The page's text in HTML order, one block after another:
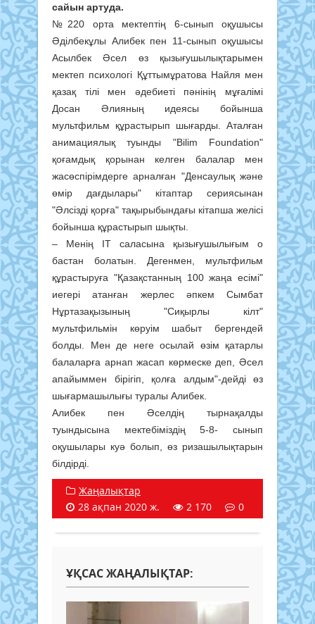
сайын артуда.
№220 орта мектептің 6-сынып оқушысы
Әділбекұлы Алибек пен 11-сынып оқушысы
Асылбек Әсел өз қызығушылықтарымен
мектеп психологі Құттымұратова Найля мен
қазақ тілі мен әдебиеті пәнінің мұғалімі
Досан Әлияның идеясы бойынша
мультфильм құрастырып шығарды. Аталған
анимациялық туынды "Bilim Foundation"
қоғамдық қорынан келген балалар мен
жасөспірімдерге арналған "Денсаулық және
өмір дағдылары" кітаптар сериясынан
"Әлсізді қорға" тақырыбындағы кітапша желісі
бойынша құрастырып шықты.
– Менің IT саласына қызығушылығым о
бастан болатын. Дегенмен, мультфильм
құрастыруға "Қазақстанның 100 жаңа есімі"
иегері атанған жерлес әпкем Сымбат
Нұртазақызының "Сиқырлы кілт"
мультфильмін көруім шабыт бергендей
болды. Мен де неге осылай өзім қатарлы
балаларға арнап жасап көрмеске деп, Әсел
апайыммен бірігіп, қолға алдым"-дейді өз
шығармашылығы туралы Алибек.
Алибек пен Әселдің тырнақалды
туындысына мектебіміздің 5-8- сынып
оқушылары куә болып, өз ризашылықтарын
білдірді.
Жаңалықтар
28 ақпан 2020 ж.
2 170 0
ҰҚСАС ЖАҢАЛЫҚТАР: